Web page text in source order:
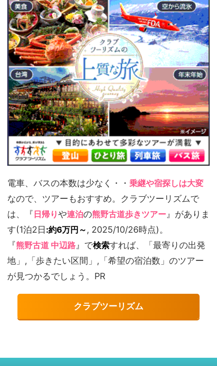
電車、バスの本数は少なく・・ 乗継や宿探しは大変
なので、ツアーもおすすめ。クラブツーリズムで
は、『 日帰りや連泊の熊野古道歩きツアー 』がありま
す(1泊2日 :約6万円～ , 2025/10/26時点)。
『熊野古道 中辺路 』で検索すれば、「最寄りの出発
地」,「歩きたい区間」,「希望の宿泊数」のツアー
が見つかるでしょう。PR
クラブツーリズム